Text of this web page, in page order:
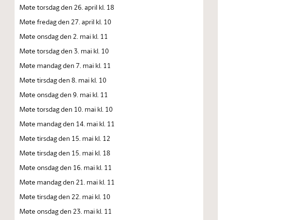
Møte torsdag den 26. april kl. 18
Møte fredag den 27. april kl. 10
Møte onsdag den 2. mai kl. 11
Møte torsdag den 3. mai kl. 10
Møte mandag den 7. mai kl. 11
Møte tirsdag den 8. mai kl. 10
Møte onsdag den 9. mai kl. 11
Møte torsdag den 10. mai kl. 10
Møte mandag den 14. mai kl. 11
Møte tirsdag den 15. mai kl. 12
Møte tirsdag den 15. mai kl. 18
Møte onsdag den 16. mai kl. 11
Møte mandag den 21. mai kl. 11
Møte tirsdag den 22. mai kl. 10
Møte onsdag den 23. mai kl. 11